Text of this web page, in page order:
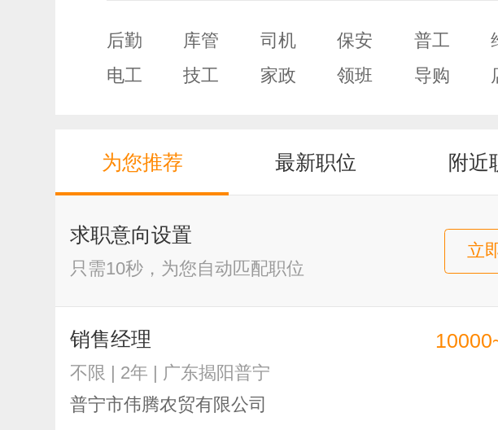
后勤 库管 司机 保安 普工
电工
技工 家政 领班 导购
为您推荐 最新职位 附近
求职意向设置
只需10秒，为您自动匹配职位
立
销售经理
不限 | 2年 | 广东揭阳普宁
普宁市伟腾农贸有限公司